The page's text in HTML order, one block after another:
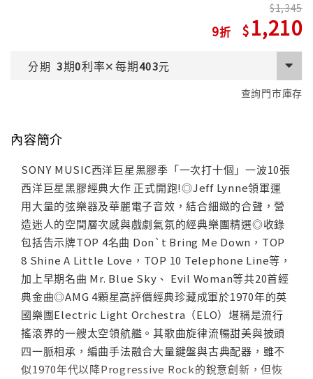
9
1,345
1,210
分期 3期0利率✕每期403元
查詢門市庫存
內容簡介
SONY MUSIC西洋巨星黑膠季「一次打十個」一波10張
西洋巨星黑膠經典大作 正式開跑!◎Jeff Lynne領軍運
用大量的弦樂器及華麗電子音效，結合細緻的合聲，營
造迷人的空間層次感與戲劇氣氛的經典樂團精選◎收錄
包括告示牌TOP 4名曲 Don`t Bring Me Down，TOP
8 Shine A Little Love，TOP 10 Telephone Line等，
加上早期名曲 Mr. Blue Sky、 Evil Woman等共20首經
典金曲◎AMG 4顆星高評價經典珍藏成軍於1970年的英
國樂團Electric Light Orchestra（ELO）堪稱是流行
搖滾界的一艘太空領航艦。其歌曲旋律流暢甜美與披頭
四一脈相承，編曲手法融合大量鍵盤與古典配器，雖不
似1970年代以降Progressive Rock的銳意創新，但恢